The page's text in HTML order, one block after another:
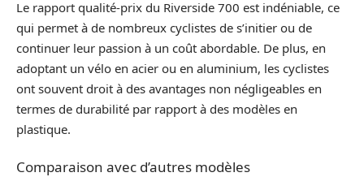
Le rapport qualité-prix du Riverside 700 est indéniable, ce
qui permet à de nombreux cyclistes de s’initier ou de
continuer leur passion à un coût abordable. De plus, en
adoptant un vélo en acier ou en aluminium, les cyclistes
ont souvent droit à des avantages non négligeables en
termes de durabilité par rapport à des modèles en
plastique.
Comparaison avec d’autres modèles